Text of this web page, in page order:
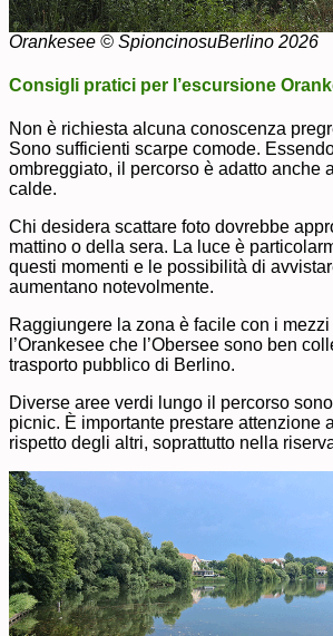
Orankesee © SpioncinosuBerlino 2026
Consigli pratici per l’escursione
Non è richiesta alcuna conoscenza
Sono sufficienti scarpe comode.
ombreggiato, il percorso è adatto anche
calde.
Chi desidera scattare foto dovrebbe
mattino o della sera. La luce è
questi momenti e le possibilità di
aumentano notevolmente.
Raggiungere la zona è facile con i
l’Orankesee che l’Obersee sono ben
trasporto pubblico di Berlino.
Diverse aree verdi lungo il percorso
picnic. È importante prestare attenzione
rispetto degli altri, soprattutto nella